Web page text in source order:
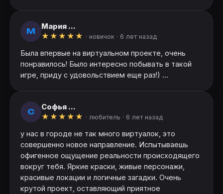
М
Мария ...
★ ★ ★ ★ ★ · новичок · 6 лет назад
Была впервые на виртуальном проекте, очень
понравилось! Было интересно побывать в такой
игре, приду с удовольствием еще раз!) ...
С
Софья ...
★ ★ ★ ★ ★ · любитель · 6 лет назад
у нас в городе не так много виртуалок, это
совершенно новое направление. Испытываешь
офигенное ощущение реальности происходящего
вокруг тебя. Яркие краски, живые персонажи,
красивые локации и логичные загадки. Очень
крутой проект, оставляющий приятное